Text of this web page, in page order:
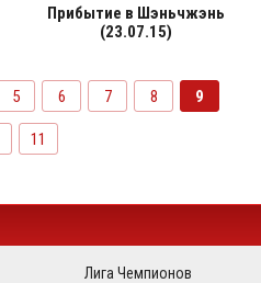
Прибытие в Шэньчжэнь
(23.07.15)
5 6 7 8 9
11
Лига Чемпионов